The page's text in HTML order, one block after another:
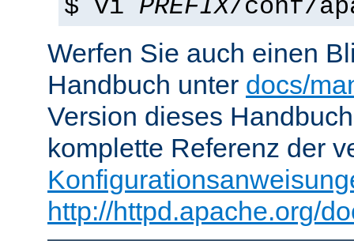
$ vi PREFIX/conf/
Werfen Sie auch einen
Handbuch unter docs/
Version dieses
komplette Referenz der
http://httpd.apache.org/